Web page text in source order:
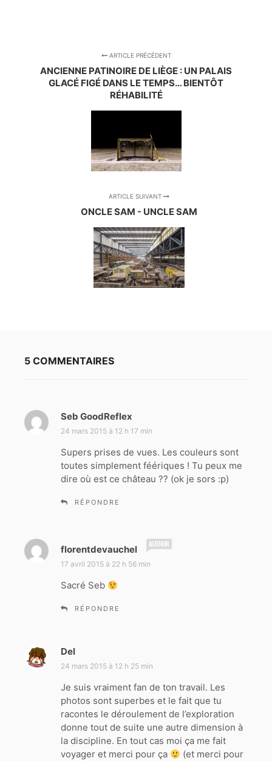
ARTICLE PRÉCÉDENT
ANCIENNE PATINOIRE DE LIÈGE : UN PALAIS
GLACÉ FIGÉ DANS LE TEMPS… BIENTÔT
RÉHABILITÉ
ARTICLE SUIVANT
ONCLE SAM - UNCLE SAM
5 COMMENTAIRES
Seb GoodReflex
i
:
24 mars 2015 à 12 h 17 min
Supers prises de vues. Les couleurs sont
toutes simplement féériques ! Tu peux me
dire où est ce château ?? (ok je sors :p)
RÉPONDRE
florentdevauchel
17 avril 2015 à 22 h 56 min
Sacré Seb
RÉPONDRE
Del
i
:
24 mars 2015 à 12 h 25 min
Je suis vraiment fan de ton travail. Les
photos sont superbes et le fait que tu
racontes le déroulement de l’exploration
donne tout de suite une autre dimension à
la discipline. En tout cas moi ça me fait
voyager et merci pour ça
(et merci pour